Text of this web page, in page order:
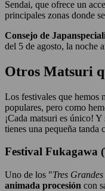
Sendai, que ofrece un
principales zonas donde
Consejo de
del 5 de agosto, la noche
Otros Matsuri
Los festivales que hemos
populares, pero como
¡Cada matsuri es único!
tienes una pequeña tanda
Festival Fukagawa
Uno de los "Tres
animada procesión con